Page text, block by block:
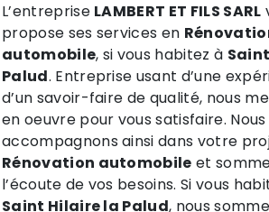
L’entreprise LAMBERT ET FILS SARL
propose ses services en
automobile, si vous habitez à
Palud. Entreprise usant d’une
d’un savoir-faire de qualité, nous
en oeuvre pour vous satisfaire. Nous
accompagnons ainsi dans votre
Rénovation automobile et
l’écoute de vos besoins. Si vous
Saint Hilaire la Palud, nous